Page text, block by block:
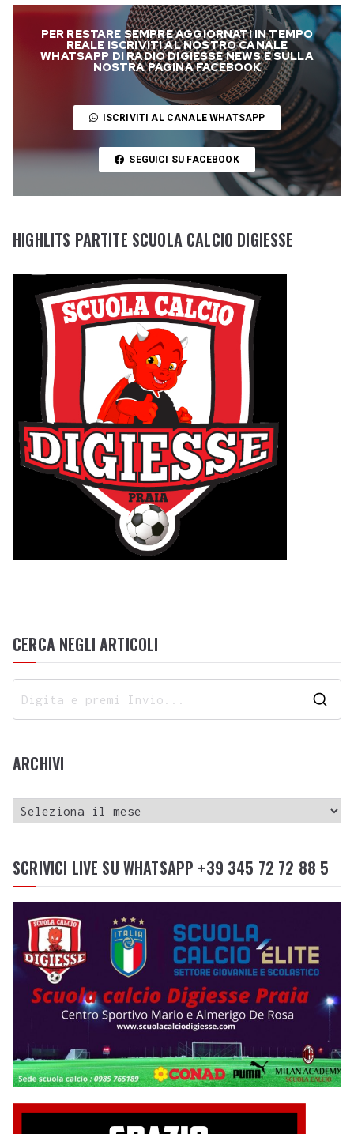
PER RESTARE SEMPRE AGGIORNATI IN TEMPO
REALE ISCRIVITI AL NOSTRO CANALE
WHATSAPP DI RADIO DIGIESSE NEWS E SULLA
NOSTRA PAGINA FACEBOOK
ISCRIVITI AL CANALE WHATSAPP
SEGUICI SU FACEBOOK
HIGHLITS PARTITE SCUOLA CALCIO DIGIESSE
CERCA NEGLI ARTICOLI
ARCHIVI
SCRIVICI LIVE SU WHATSAPP +39 345 72 72 88 5